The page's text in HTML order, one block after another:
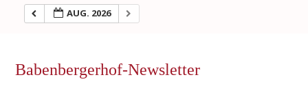
AUG. 2026
Babenbergerhof-Newsletter